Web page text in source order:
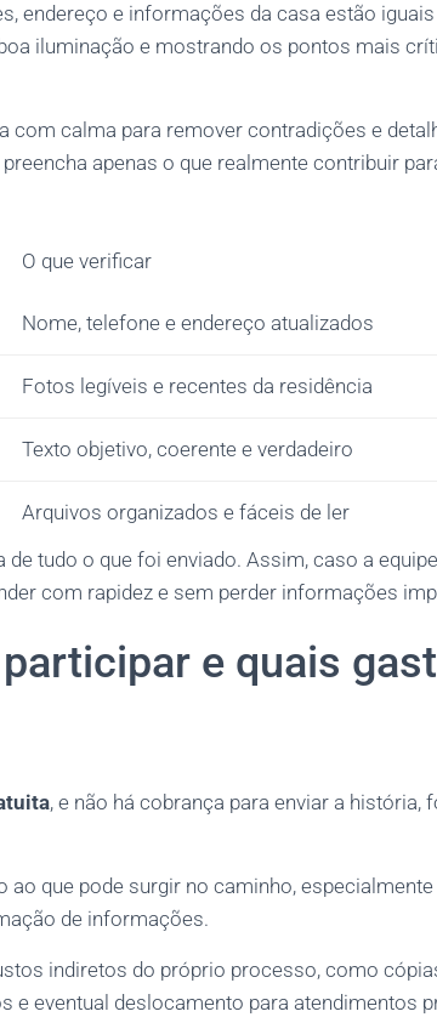
endereço e informações da casa estão
iluminação e mostrando os pontos mais
com calma para remover contradições e
apenas o que realmente contribuir
O que verificar
Nome, telefone e endereço atualizados
Fotos legíveis e recentes da residência
Texto objetivo, coerente e verdadeiro
Arquivos organizados e fáceis de ler
de tudo o que foi enviado. Assim, caso a
com rapidez e sem perder informações
e quais
, e não há cobrança para enviar a história,
ao que pode surgir no caminho,
de informações.
indiretos do próprio processo, como
e eventual deslocamento para atendimentos